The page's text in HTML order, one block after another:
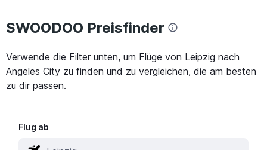
SWOODOO Preisfinder
Verwende die Filter unten, um Flüge von Leipzig nach
Angeles City zu finden und zu vergleichen, die am besten
zu dir passen.
Flug ab